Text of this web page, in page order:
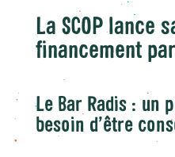
La SCOP lance
financement
Le Bar Radis :un
besoin d’être